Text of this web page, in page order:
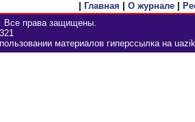
Главная О журнале|
Все права защищены.
материалов гиперссылка на